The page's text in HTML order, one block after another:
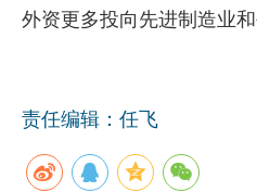
外资更多投向先进制造业和
责任编辑：任飞